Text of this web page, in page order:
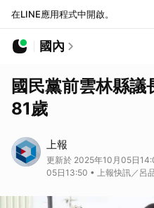
在LINE應用程式中開啟。
國內
國民黨前雲林縣
81歲
上報
更新於 2025年10月05日
05日13:50 • 上報快訊／呂